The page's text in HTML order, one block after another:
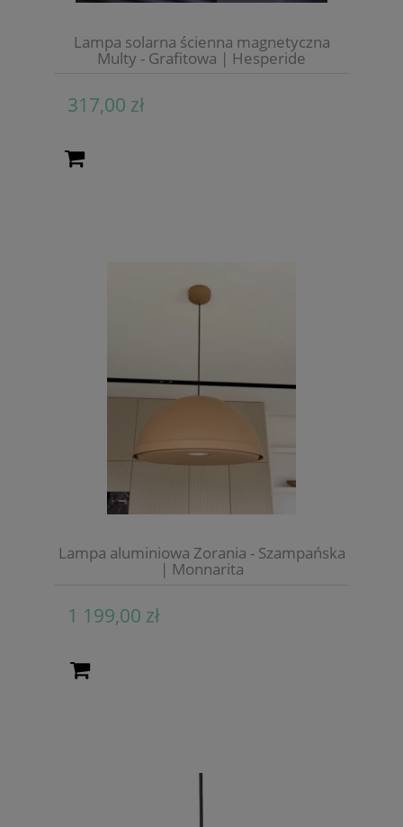
Lampa solarna ścienna magnetyczna
Multy - Grafitowa | Hesperide
317,00 zł
Lampa aluminiowa Zorania - Szampańska
| Monnarita
1 199,00 zł